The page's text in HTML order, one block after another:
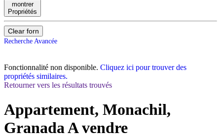
montrer
Propriétés
Clear forn
Recherche Avancée
Fonctionnalité non disponible. Cliquez ici pour trouver des
propriétés similaires.
Retourner vers les résultats trouvés
Appartement, Monachil,
GranadaA vendre